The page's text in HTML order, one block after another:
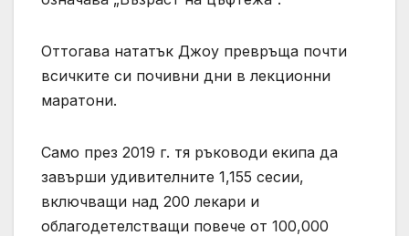
Оттогава нататък Джоу превръща почти
всичките си почивни дни в лекционни
маратони.
Само през 2019 г. тя ръководи екипа да
завърши удивителните 1,155 сесии,
включващи над 200 лекари и
облагодетелстващи повече от 100,000